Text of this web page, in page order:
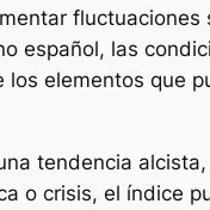
español, las
elementos que
tendencia
o crisis, el índice